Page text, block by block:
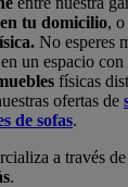
tu domicilio,
No esperes
un espacio
físicas
ofertas de
de sofas.
a través
.